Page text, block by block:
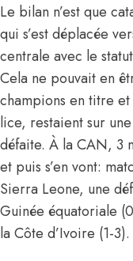
Le bilan n’est que
qui s’est déplacée
centrale avec le
Cela ne pouvait en
champions en titre
lice, restaient sur
défaite. À la CAN, 3
et puis s’en vont:
Sierra Leone, une
Guinée équatoriale
la Côte d’Ivoire (1-3).